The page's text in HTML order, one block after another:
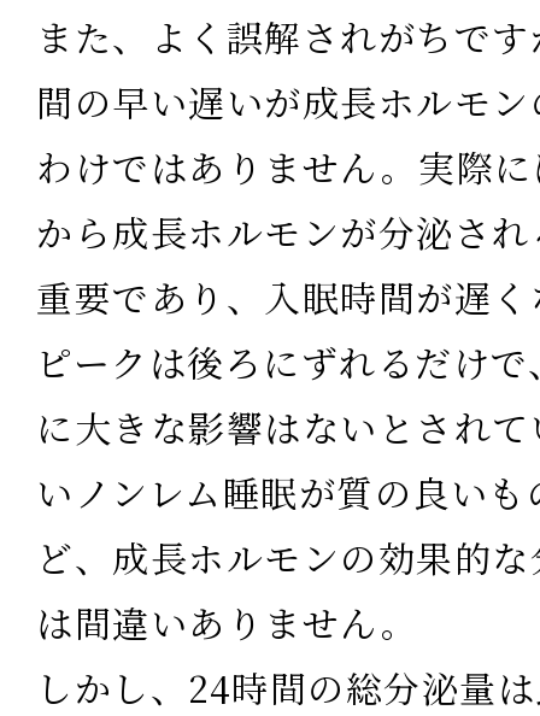
また、よく誤解されがちで
間の早い遅いが成長ホルモ
わけではありません。実際
から成長ホルモンが分泌さ
重要であり、入眠時間が遅
ピークは後ろにずれるだけ
に大きな影響はない と され
いノンレム睡眠が質の良い
ど、成長ホルモンの効果的
は間違いありません。
しかし、24時間の総分泌量